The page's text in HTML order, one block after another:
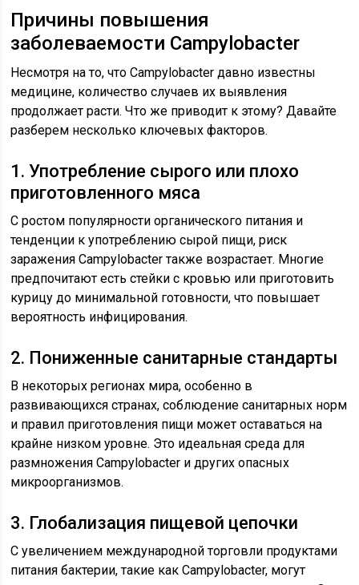
Причины повышения
заболеваемости Campylobacter
Несмотря на то, что Campylobacter давно известны
медицине, количество случаев их выявления
продолжает расти. Что же приводит к этому? Давайте
разберем несколько ключевых факторов.
1. Употребление сырого или плохо
приготовленного мяса
С ростом популярности органического питания и
тенденции к употреблению сырой пищи, риск
заражения Campylobacter также возрастает. Многие
предпочитают есть стейки с кровью или приготовить
курицу до минимальной готовности, что повышает
вероятность инфицирования.
2. Пониженные санитарные стандарты
В некоторых регионах мира, особенно в
развивающихся странах, соблюдение санитарных норм
и правил приготовления пищи может оставаться на
крайне низком уровне. Это идеальная среда для
размножения Campylobacter и других опасных
микроорганизмов.
3. Глобализация пищевой цепочки
С увеличением международной торговли продуктами
питания бактерии, такие как Campylobacter, могут